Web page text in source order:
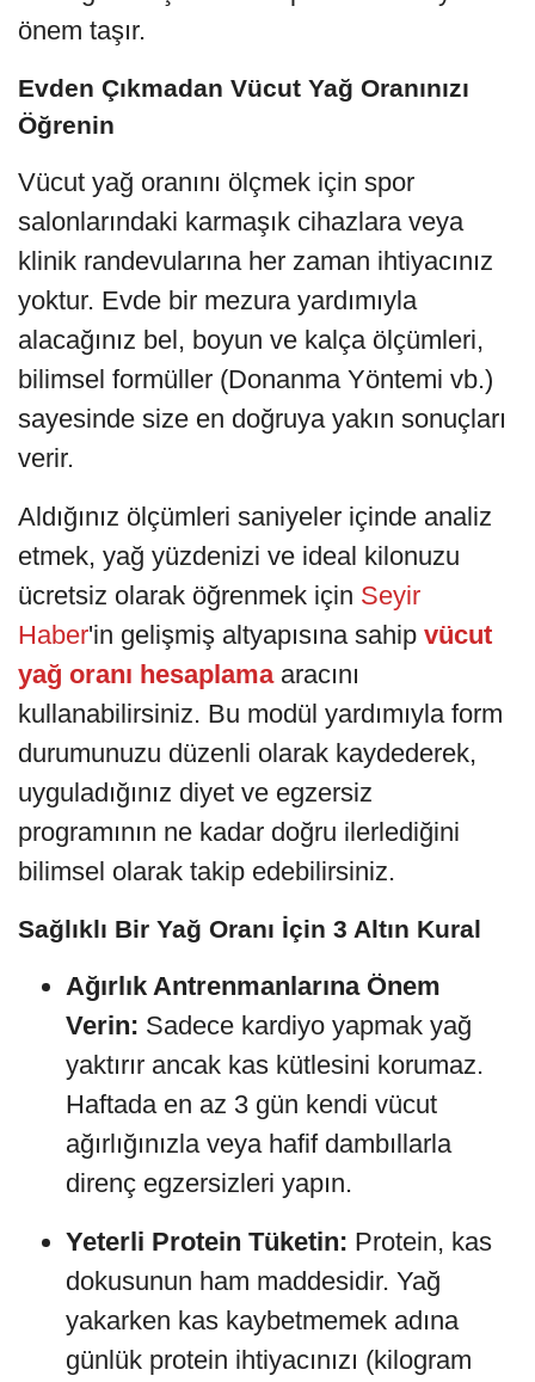
önem taşır.
Evden Çıkmadan Vücut Yağ Oranınızı
Öğrenin
Vücut yağ oranını ölçmek için spor
salonlarındaki karmaşık cihazlara veya
klinik randevularına her zaman ihtiyacınız
yoktur. Evde bir mezura yardımıyla
alacağınız bel, boyun ve kalça ölçümleri,
bilimsel formüller (Donanma Yöntemi vb.)
sayesinde size en doğruya yakın sonuçları
verir.
Aldığınız ölçümleri saniyeler içinde analiz
etmek, yağ yüzdenizi ve ideal kilonuzu
ücretsiz olarak öğrenmek için Seyir
Haber'in gelişmiş altyapısına sahip vücut
yağ oranı hesaplamaaracını
kullanabilirsiniz. Bu modül yardımıyla form
durumunuzu düzenli olarak kaydederek,
uyguladığınız diyet ve egzersiz
programının ne kadar doğru ilerlediğini
bilimsel olarak takip edebilirsiniz.
Sağlıklı Bir Yağ Oranı İçin 3 Altın Kural
Ağırlık Antrenmanlarına Önem
Verin: Sadece kardiyo yapmak yağ
yaktırır ancak kas kütlesini korumaz.
Haftada en az 3 gün kendi vücut
ağırlığınızla veya hafif dambıllarla
direnç egzersizleri yapın.
Yeterli Protein Tüketin: Protein, kas
dokusunun ham maddesidir. Yağ
yakarken kas kaybetmemek adına
günlük protein ihtiyacınızı (kilogram